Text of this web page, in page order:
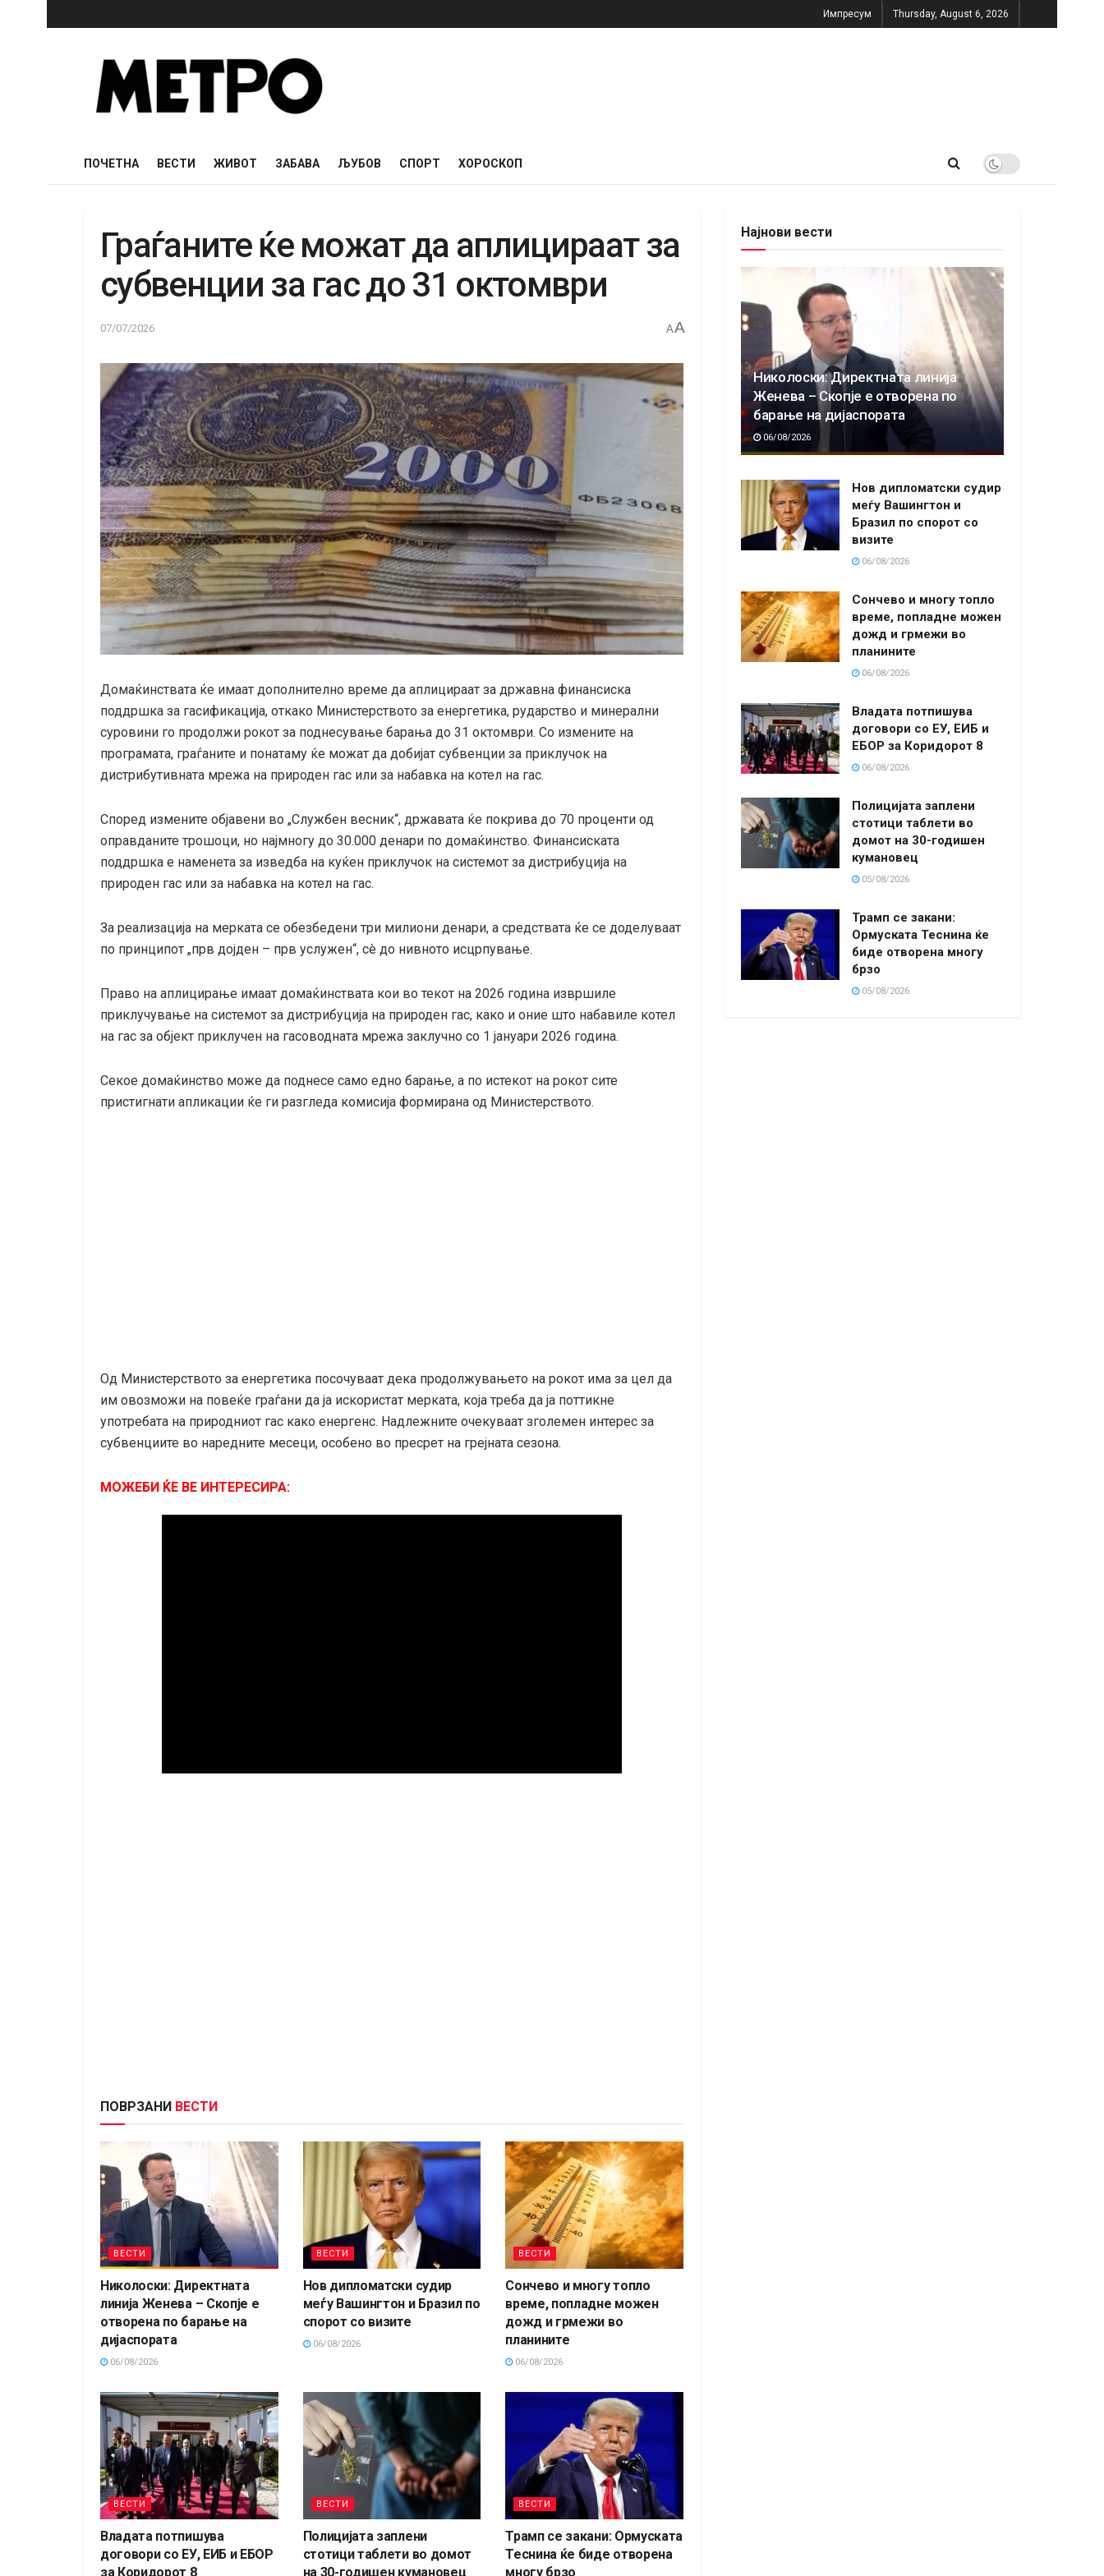
Импресум Thursday, August 6, 2026
ПОЧЕТНА ВЕСТИ ЖИВОТ ЗАБАВА ЉУБОВ СПОРТ ХОРОСКОП
Граѓаните ќе можат да аплицираат за
субвенции за гас до 31 октомври
07/07/2026 AA
Домаќинствата ќе имаат дополнително време да аплицираат за државна финансиска
поддршка за гасификација, откако Министерството за енергетика, рударство и минерални
суровини го продолжи рокот за поднесување барања до 31 октомври. Со измените на
програмата, граѓаните и понатаму ќе можат да добијат субвенции за приклучок на
дистрибутивната мрежа на природен гас или за набавка на котел на гас.
Според измените објавени во „Службен весник“, државата ќе покрива до 70 проценти од
оправданите трошоци, но најмногу до 30.000 денари по домаќинство. Финансиската
поддршка е наменета за изведба на куќен приклучок на системот за дистрибуција на
природен гас или за набавка на котел на гас.
За реализација на мерката се обезбедени три милиони денари, а средствата ќе се доделуваат
по принципот „прв дојден – прв услужен“, сè до нивното исцрпување.
Право на аплицирање имаат домаќинствата кои во текот на 2026 година извршиле
приклучување на системот за дистрибуција на природен гас, како и оние што набавиле котел
на гас за објект приклучен на гасоводната мрежа заклучно со 1 јануари 2026 година.
Секое домаќинство може да поднесе само едно барање, а по истекот на рокот сите
пристигнати апликации ќе ги разгледа комисија формирана од Министерството.
Од Министерството за енергетика посочуваат дека продолжувањето на рокот има за цел да
им овозможи на повеќе граѓани да ја искористат мерката, која треба да ја поттикне
употребата на природниот гас како енергенс. Надлежните очекуваат зголемен интерес за
субвенциите во наредните месеци, особено во пресрет на грејната сезона.
МОЖЕБИ ЌЕ ВЕ ИНТЕРЕСИРА:
ПОВРЗАНИ ВЕСТИ
ВЕСТИ
Николоски: Директната
линија Женева – Скопје е
отворена по барање на
дијаспората
06/08/2026
ВЕСТИ
Нов дипломатски судир
меѓу Вашингтон и Бразил по
спорот со визите
06/08/2026
ВЕСТИ
Сончево и многу топло
време, попладне можен
дожд и грмежи во
планините
06/08/2026
ВЕСТИ
Владата потпишува
договори со ЕУ, ЕИБ и ЕБОР
за Коридорот 8
ВЕСТИ
Полицијата заплени
стотици таблети во домот
на 30-годишен кумановец
ВЕСТИ
Трамп се закани: Ормуската
Теснина ќе биде отворена
многу брзо
Најнови вести
Николоски: Директната линија
Женева – Скопје е отворена по
барање на дијаспората
06/08/2026
Нов дипломатски судир
меѓу Вашингтон и
Бразил по спорот со
визите
06/08/2026
Сончево и многу топло
време, попладне можен
дожд и грмежи во
планините
06/08/2026
Владата потпишува
договори со ЕУ, ЕИБ и
ЕБОР за Коридорот 8
06/08/2026
Полицијата заплени
стотици таблети во
домот на 30-годишен
кумановец
05/08/2026
Трамп се закани:
Ормуската Теснина ќе
биде отворена многу
брзо
05/08/2026